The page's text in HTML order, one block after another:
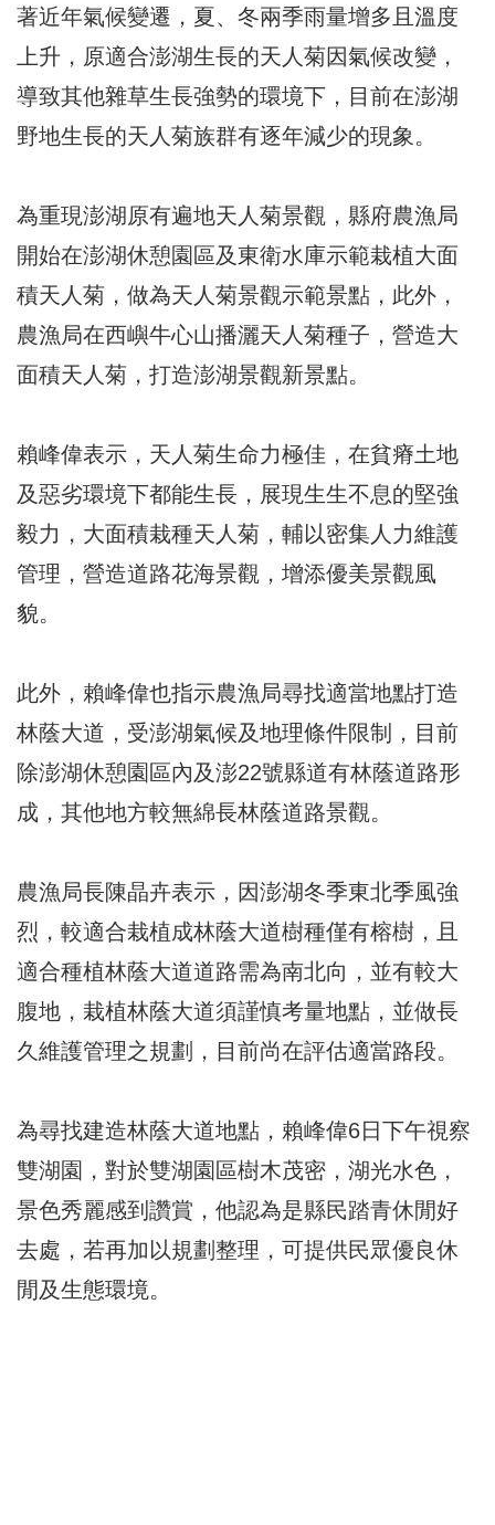
著近年氣候變遷，夏、冬兩季雨量增多且溫度
上升，原適合澎湖生長的天人菊因氣候改變，
導致其他雜草生長強勢的環境下，目前在澎湖
野地生長的天人菊族群有逐年減少的現象。
為重現澎湖原有遍地天人菊景觀，縣府農漁局
開始在澎湖休憩園區及東衛水庫示範栽植大面
積天人菊，做為天人菊景觀示範景點，此外，
農漁局在西嶼牛心山播灑天人菊種子，營造大
面積天人菊，打造澎湖景觀新景點。
賴峰偉表示，天人菊生命力極佳，在貧瘠土地
及惡劣環境下都能生長，展現生生不息的堅強
毅力，大面積栽種天人菊，輔以密集人力維護
管理，營造道路花海景觀，增添優美景觀風
貌。
此外，賴峰偉也指示農漁局尋找適當地點打造
林蔭大道，受澎湖氣候及地理條件限制，目前
除澎湖休憩園區內及澎22號縣道有林蔭道路形
成，其他地方較無綿長林蔭道路景觀。
農漁局長陳晶卉表示，因澎湖冬季東北季風強
烈，較適合栽植成林蔭大道樹種僅有榕樹，且
適合種植林蔭大道道路需為南北向，並有較大
腹地，栽植林蔭大道須謹慎考量地點，並做長
久維護管理之規劃，目前尚在評估適當路段。
為尋找建造林蔭大道地點，賴峰偉6日下午視察
雙湖園，對於雙湖園區樹木茂密，湖光水色，
景色秀麗感到讚賞，他認為是縣民踏青休閒好
去處，若再加以規劃整理，可提供民眾優良休
閒及生態環境。